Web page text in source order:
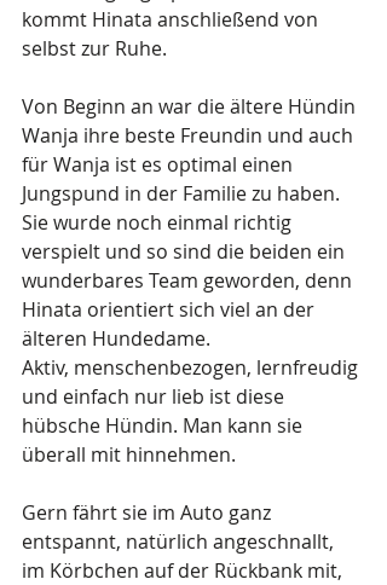
kommt Hinata anschließend von
selbst zur Ruhe.
Von Beginn an war die ältere Hündin
Wanja ihre beste Freundin und auch
für Wanja ist es optimal einen
Jungspund in der Familie zu haben.
Sie wurde noch einmal richtig
verspielt und so sind die beiden ein
wunderbares Team geworden, denn
Hinata orientiert sich viel an der
älteren Hundedame.
Aktiv, menschenbezogen, lernfreudig
und einfach nur lieb ist diese
hübsche Hündin. Man kann sie
überall mit hinnehmen.
Gern fährt sie im Auto ganz
entspannt, natürlich angeschnallt,
im Körbchen auf der Rückbank mit,